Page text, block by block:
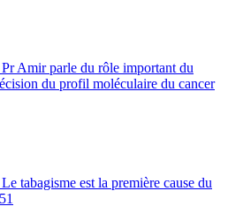
Pr Amir parle du rôle important du
du profil moléculaire du cancer
Le tabagisme est la première cause du